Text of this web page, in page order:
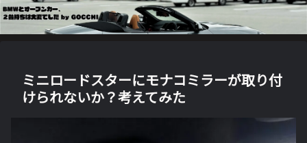
ミニロードスターにモナコミラーが取り付
けられないか？考えてみた